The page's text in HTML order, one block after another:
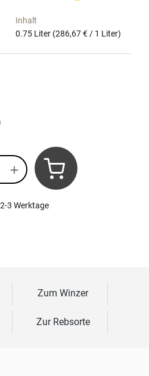
Inhalt
0.75 Liter (286,67 € / 1 Liter)
Gib den
3 Werktage
Zum Winzer
Zur Rebsorte